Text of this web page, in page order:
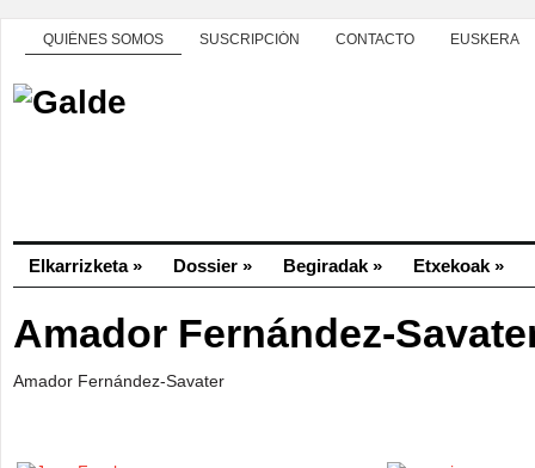
QUIÉNES SOMOS SUSCRIPCIÓN CONTACTO EUSKERA
Elkarrizketa» Dossier » Begiradak » Etxekoak »
Amador Fernández-
Amador Fernández-Savater